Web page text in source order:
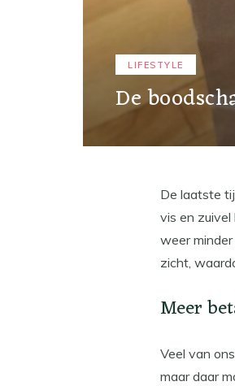
LIFESTYLE
De
De laatste
vis en
weer
zicht,
Meer
Veel van
maar daar